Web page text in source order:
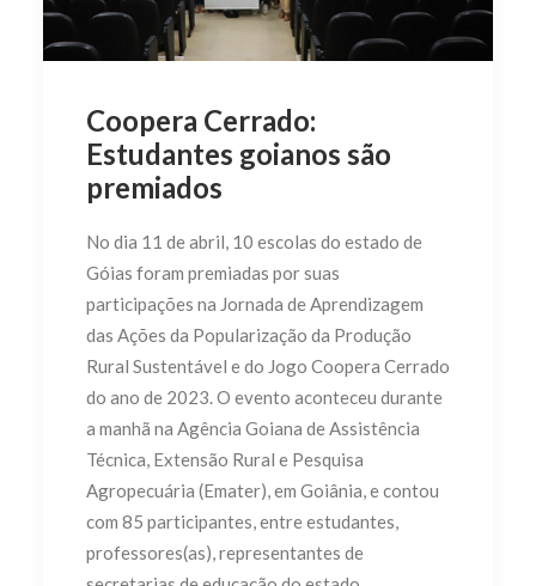
Coopera Cerrado:
Estudantes goianos são
premiados
No dia 11 de abril, 10 escolas do estado de
Góias foram premiadas por suas
participações na Jornada de Aprendizagem
das Ações da Popularização da Produção
Rural Sustentável e do Jogo Coopera Cerrado
do ano de 2023. O evento aconteceu durante
a manhã na Agência Goiana de Assistência
Técnica, Extensão Rural e Pesquisa
Agropecuária (Emater), em Goiânia, e contou
com 85 participantes, entre estudantes,
professores(as), representantes de